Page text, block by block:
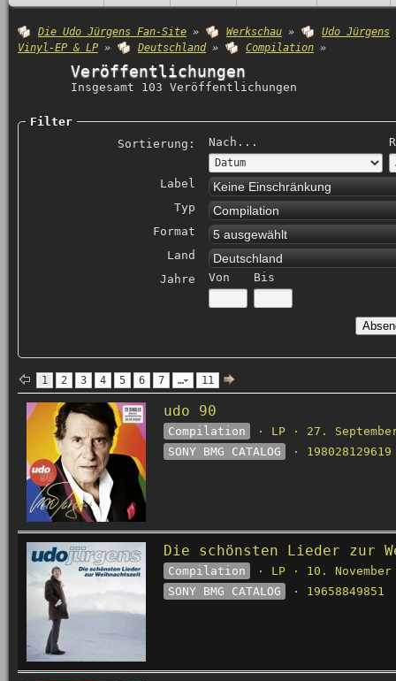
Die Udo Jürgens Fan-Site » Werkschau » Udo Jürgens
Vinyl-EP & LP » Deutschland » Compilation »
Veröffentlichungen
Insgesamt 103 Veröffentlichungen
Filter
Sortierung:
Nach...
Label Keine Einschränkung
Typ Compilation
Format 5 ausgewählt
Land Deutschland
Jahre Von Bis
1 2 3 4 5 6 7 … 11
udo 90
Compilation
· LP · 27.
SONY BMG CATALOG
· 198028129619
Die schönsten Lieder zur
Compilation
· LP · 10. November
SONY BMG CATALOG
· 19658849851